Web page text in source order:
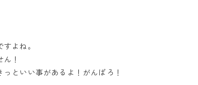
よね。
！
といい事があるよ！がんばろ！